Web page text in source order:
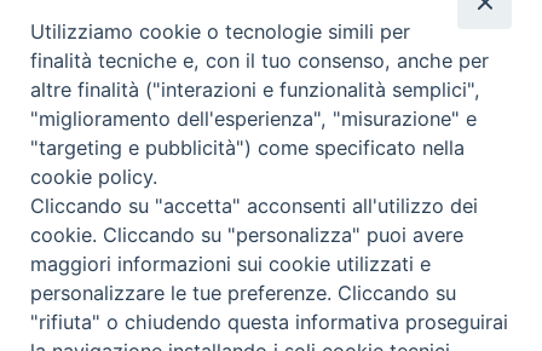
Copyright © 2026 Diocesi di Bergamo - C. F. 01072200163 - Tutti i
Utilizziamo cookie o tecnologie simili per
finalità tecniche e, con il tuo consenso, anche per
altre finalità ("interazioni e funzionalità semplici",
"miglioramento dell'esperienza", "misurazione" e
"targeting e pubblicità") come specificato nella
cookie policy.
Cliccando su "accetta" acconsenti all'utilizzo dei
cookie. Cliccando su "personalizza" puoi avere
maggiori informazioni sui cookie utilizzati e
personalizzare le tue preferenze. Cliccando su
"rifiuta" o chiudendo questa informativa proseguirai